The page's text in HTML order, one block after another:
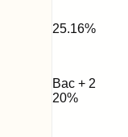
25.16%
Bac + 2
20%